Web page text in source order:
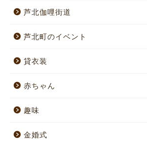
芦北伽哩街道
芦北町のイベント
貸衣装
赤ちゃん
趣味
金婚式